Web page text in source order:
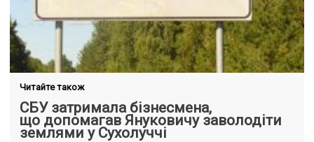
Читайте також
СБУ затримала бізнесмена,
що допомагав Януковичу заволодіти
землями у Сухолуччі